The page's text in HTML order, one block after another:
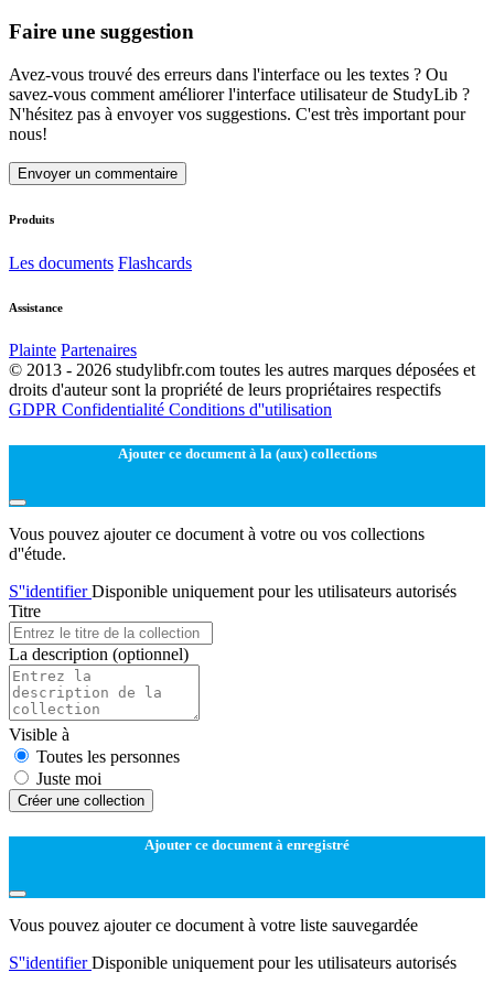
Faire une suggestion
Avez-vous trouvé des erreurs dans l'interface ou les textes ? Ou
savez-vous comment améliorer l'interface utilisateur de StudyLib ?
N'hésitez pas à envoyer vos suggestions. C'est très important pour
nous!
Envoyer un commentaire
Produits
Les documents Flashcards
Assistance
Plainte Partenaires
© 2013 - 2026 studylibfr.com toutes les autres marques déposées et
droits d'auteur sont la propriété de leurs propriétaires respectifs
GDPR Confidentialité Conditions d''utilisation
Ajouter ce document à la (aux) collections
Vous pouvez ajouter ce document à votre ou vos collections
d''étude.
S''identifierDisponible uniquement pour les utilisateurs autorisés
Titre
La description (optionnel)
Visible à
Toutes les personnes
Juste moi
Créer une collection
Ajouter ce document à enregistré
Vous pouvez ajouter ce document à votre liste sauvegardée
S''identifierDisponible uniquement pour les utilisateurs autorisés